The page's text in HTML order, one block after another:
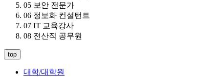
05 보안 전문가
06 정보화 컨설턴트
07 IT 교육강사
08 전산직 공무원
top
대학/대학원